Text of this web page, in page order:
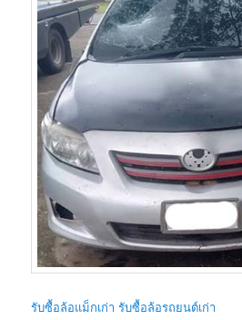
รับซื้อล้อแม็กเก่า รับซื้อล้อรถยนต์เก่า